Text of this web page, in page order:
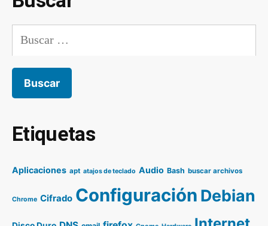
Buscar:
Etiquetas
Aplicaciones apt atajos de teclado Audio Bash buscar archivos
Chrome Cifrado Configuración Debian